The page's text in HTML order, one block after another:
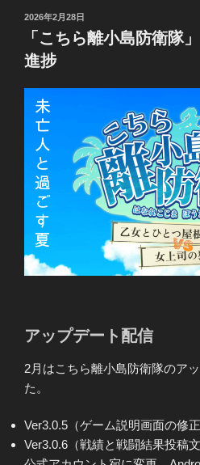
投
2026年2月28日
「こちら離小島防衛隊
進捗
アップデート配信
2月はこちら離小島防衛隊のア
た。
Ver3.0.5（ゲーム説明画面の修正
Ver3.0.6（戦績と戦闘結果投稿